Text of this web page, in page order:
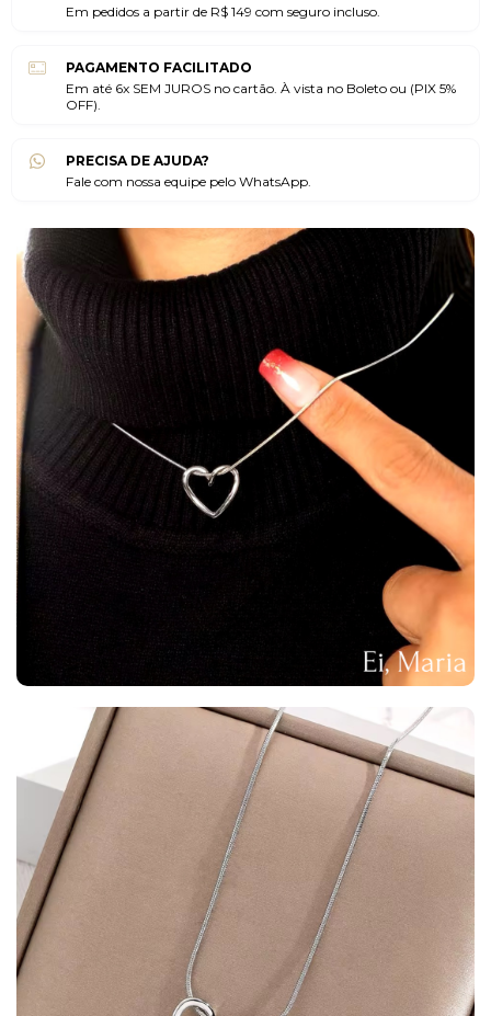
Em pedidos a partir de R$ 149 com seguro incluso.
PAGAMENTO FACILITADO
Em até 6x SEM JUROS no cartão. À vista no Boleto ou (PIX 5%
OFF).
PRECISA DE AJUDA?
Fale com nossa equipe pelo WhatsApp.